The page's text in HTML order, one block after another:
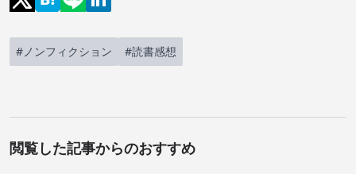
#ノンフィクション #読書感想
閲覧した記事からのおすすめ